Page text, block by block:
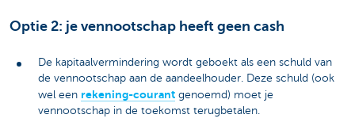
Optie 2: je vennootschap heeft geen cash
De kapitaalvermindering wordt geboekt als een schuld van
de vennootschap aan de aandeelhouder. Deze schuld (ook
wel een rekening-courant genoemd) moet je
vennootschap in de toekomst terugbetalen.